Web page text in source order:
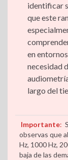
identificar
que este
en
necesidad
largo del
Importante:
observas que
Hz, 1000 Hz,
baja de las